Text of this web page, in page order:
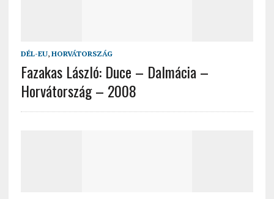
DÉL-EU, HORVÁTORSZÁG
Fazakas László: Duce – Dalmácia –
Horvátország – 2008